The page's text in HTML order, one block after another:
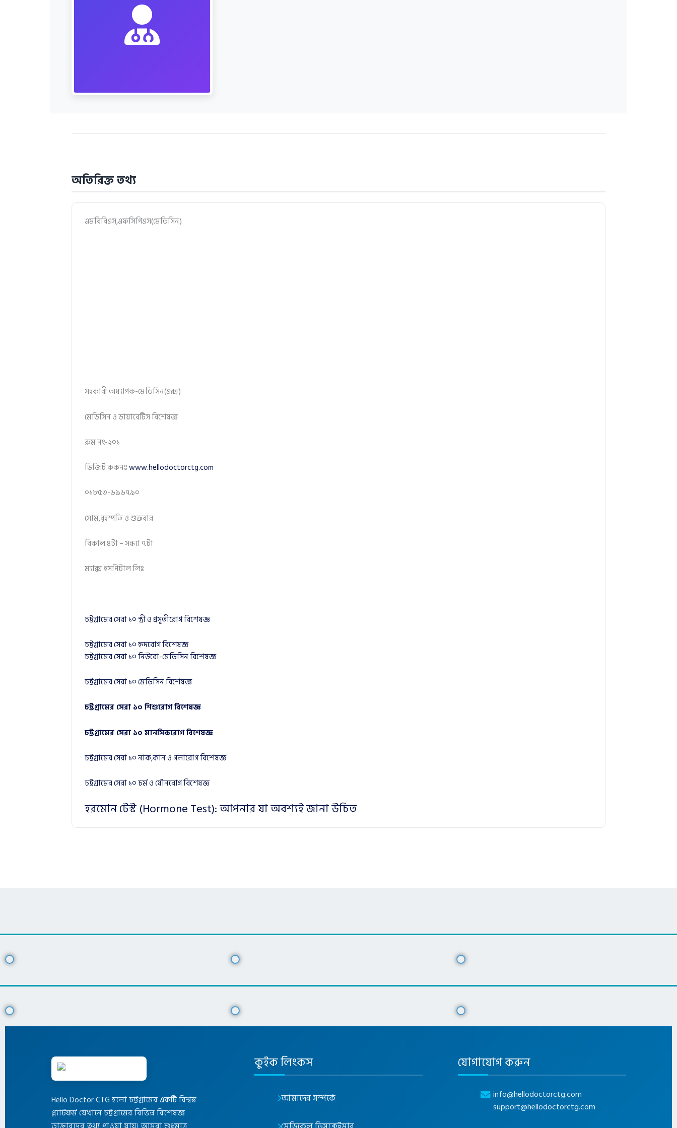
অতিরিক্ত তথ্য
এমবিবিএস,এফসিপিএস(মেডিসিন)
সহকারী অধ্যাপক-মেডিসিন(এক্স)
মেডিসিন ও ডায়াবেটিস বিশেষজ্ঞ
রুম নং-২০১
ভিজিট করুনঃwww.hellodoctorctg.com
০১৮৫৩-৬৯৬৭৯০
সোম,বৃহস্পতি ও শুক্রবার
বিকাল ৪টা – সন্ধ্যা ৭টা
ম্যাক্স হসপিটাল লিঃ
চট্টগ্রামের সেরা ১০ স্ত্রী ও প্রসূতীরোগ বিশেষজ্ঞ
চট্টগ্রামের সেরা ১০ হৃদরোগ বিশেষজ্ঞ
চট্টগ্রামের সেরা ১০ নিউরো-মেডিসিন বিশেষজ্ঞ
চট্টগ্রামের সেরা ১০ মেডিসিন বিশেষজ্ঞ
চট্টগ্রামের সেরা ১০ শিশুরোগ বিশেষজ্ঞ
চট্টগ্রামের সেরা ১০ মানসিকরোগ বিশেষজ্ঞ
চট্টগ্রামের সেরা ১০ নাক,কান ও গলারোগ বিশেষজ্ঞ
চট্টগ্রামের সেরা ১০ চর্ম ও যৌনরোগ বিশেষজ্ঞ
হরমোন টেস্ট (Hormone Test): আপনার যা অবশ্যই জানা উচিত
Hello Doctor CTG হলো চট্টগ্রামের একটি বিশ্বস্ত
প্ল্যাটফর্ম যেখানে চট্টগ্রামের বিভিন্ন বিশেষজ্ঞ
কুইক লিংকস
আমাদের সম্পর্কে
যোগাযোগ করুন
info@hellodoctorctg.com
support@hellodoctorctg.com